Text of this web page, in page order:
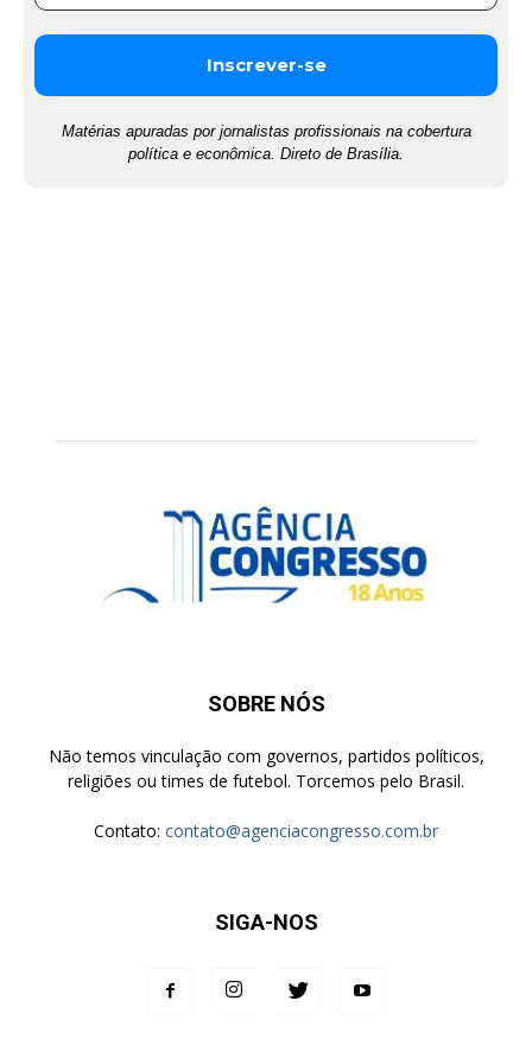
Matérias apuradas por jornalistas profissionais na cobertura
política e econômica. Direto de Brasília.
SOBRE NÓS
Não temos vinculação com governos, partidos políticos,
religiões ou times de futebol. Torcemos pelo Brasil.
Contato: contato@agenciacongresso.com.br
SIGA-NOS